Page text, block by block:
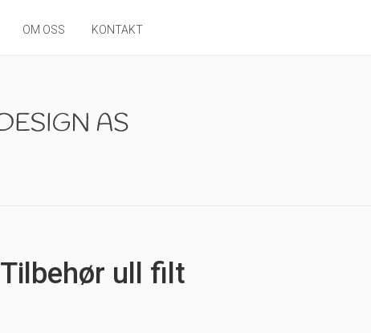
OM OSS KONTAKT
Tilbehør ull filt